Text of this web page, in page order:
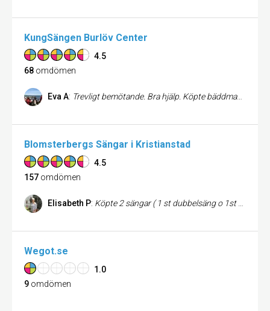
KungSängen Burlöv Center
4.5
68 omdömen
Eva A: Trevligt bemötande. Bra hjälp. Köpte bäddmadrass och de försökte inte sälja det dyraste alternativet utan rekommenderade det de ansåg var mitt behov. Det kändes trovärdigt. Snabb leverans.
Blomsterbergs Sängar i Kristianstad
4.5
157 omdömen
Elisabeth P: Köpte 2 sängar ( 1 st dubbelsäng o 1st 120 cm) o fick ett fantastiskt fint bemötande. Kunnig personal som jag kände mig väldigt trygg med samt tog de sig tid att hjälpa mig till det allra bästa. Jag kan varmt rekommenderar er till vänner o bekanta. En mycket nöjd kund Vänligen
Wegot.se
1.0
9 omdömen